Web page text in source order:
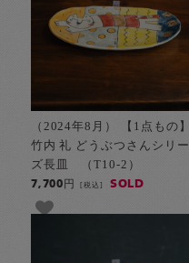
（2024年8月） 【1点もの】
竹内 礼 どうぶつさんシリー
ズ長皿 （T10-2）
7,700円[税込] SOLD